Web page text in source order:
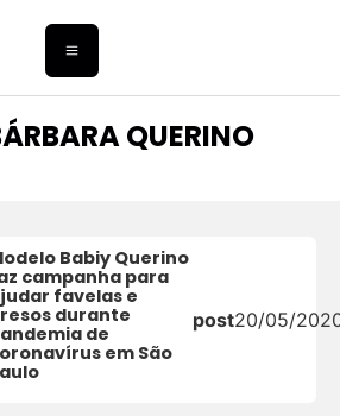
QUERINO
Babiy Querino
campanha para
favelas e
durante
de
em São
post20/05/